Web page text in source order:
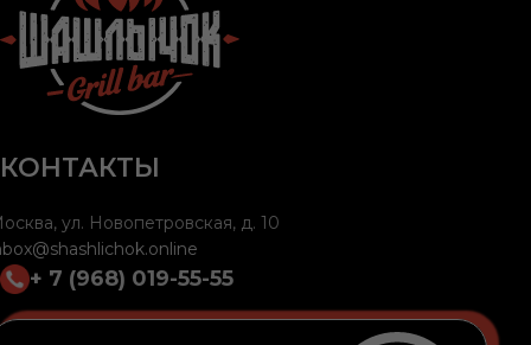
КОНТАКТЫ
ул. Новопетровская, д. 10
+ 7 (968) 019-55-55